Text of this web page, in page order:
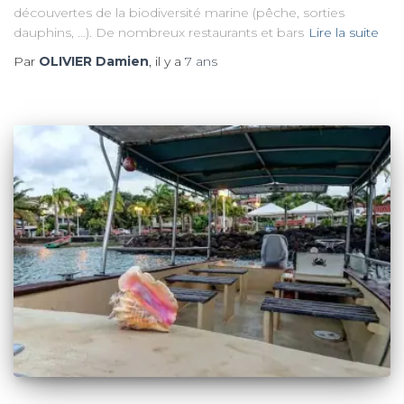
découvertes de la biodiversité marine (pêche, sorties
dauphins, …). De nombreux restaurants et bars Lire la suite
Par OLIVIER Damien, il y a 7 ans